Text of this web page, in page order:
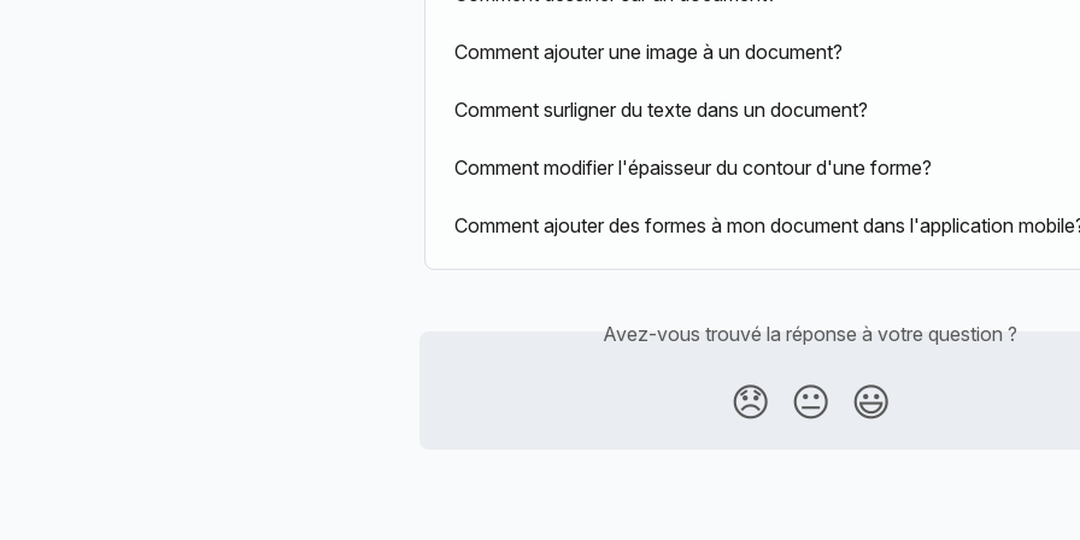
Comment ajouter une image à un document?
Comment surligner du texte dans un document?
Comment modifier l'épaisseur du contour d'une forme?
Comment ajouter des formes à mon document dans l'application
Avez-vous trouvé la réponse à votre question ?
😞 😐 😃